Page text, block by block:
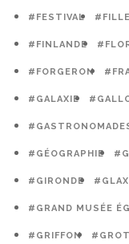
#FESTIVAL
#FINLANDE
#FORGERON
#GALAXIE
#GÉOGRAPHIE
#GIRONDE
#GRAND MUSÉE
#GRIFFON